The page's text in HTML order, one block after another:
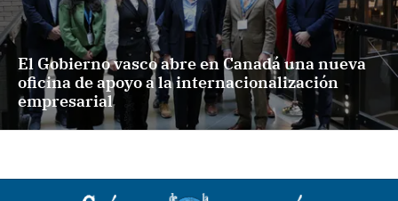
El Gobierno vasco abre en Canadá una nueva
oficina de apoyo a la internacionalización
empresarial